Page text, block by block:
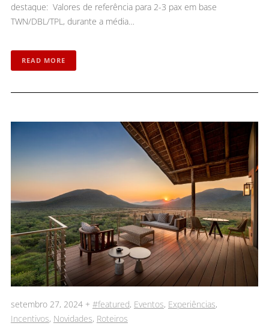
destaque: Valores de referência para 2-3 pax em base
TWN/DBL/TPL, durante a média…
READ MORE
setembro 27, 2024 + #featured, Eventos, Experiências,
Incentivos, Novidades, Roteiros